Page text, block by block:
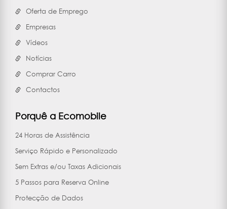
Oferta de Emprego
Empresas
Vídeos
Notícias
Comprar Carro
Contactos
Porquê a Ecomobile
24 Horas de Assistência
Serviço Rápido e Personalizado
Sem Extras e/ou Taxas Adicionais
5 Passos para Reserva Online
Protecção de Dados